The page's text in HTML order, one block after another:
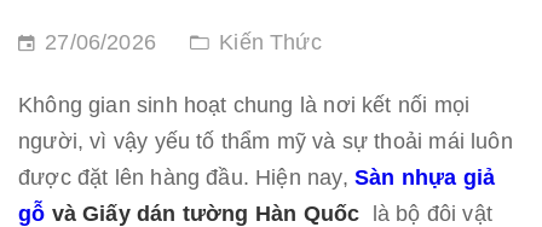
27/06/2026 Kiến Thức
Không gian sinh hoạt chung là nơi kết nối mọi
người, vì vậy yếu tố thẩm mỹ và sự thoải mái luôn
được đặt lên hàng đầu. Hiện nay, Sàn nhựa giả
gỗ và Giấy dán tường Hàn Quốc
là bộ đôi vật